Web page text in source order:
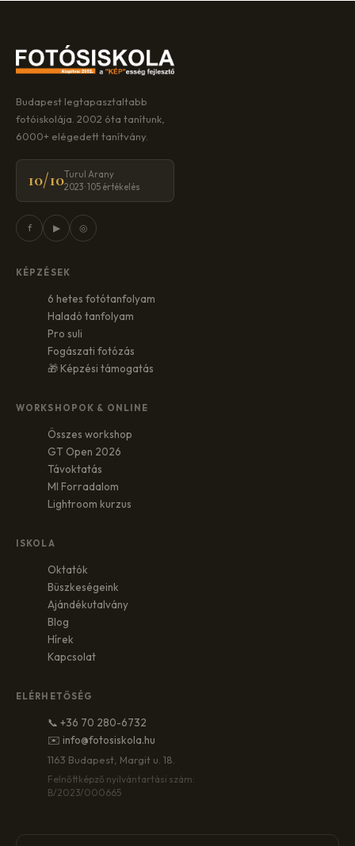
Budapest legtapasztaltabb
fotóiskolája. 2002 óta tanítunk,
6000+ elégedett tanítvány.
10/10Turul Arany
2023 · 105 értékelés
f ▶ ◎
KÉPZÉSEK
6 hetes fotótanfolyam
Haladó tanfolyam
Pro suli
Fogászati fotózás
🎁 Képzési támogatás
WORKSHOPOK & ONLINE
Összes workshop
GT Open 2026
Távoktatás
MI Forradalom
Lightroom kurzus
ISKOLA
Oktatók
Büszkeségeink
Ajándékutalvány
Blog
Hírek
Kapcsolat
ELÉRHETŐSÉG
📞 +36 70 280-6732
✉️ info@fotosiskola.hu
1163 Budapest, Margit u. 18.
Felnőttképző nyilvántartási szám:
B/2023/000665